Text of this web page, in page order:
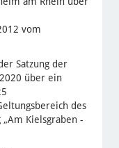
vom
Satzung der
über ein
des
Kielsgraben -